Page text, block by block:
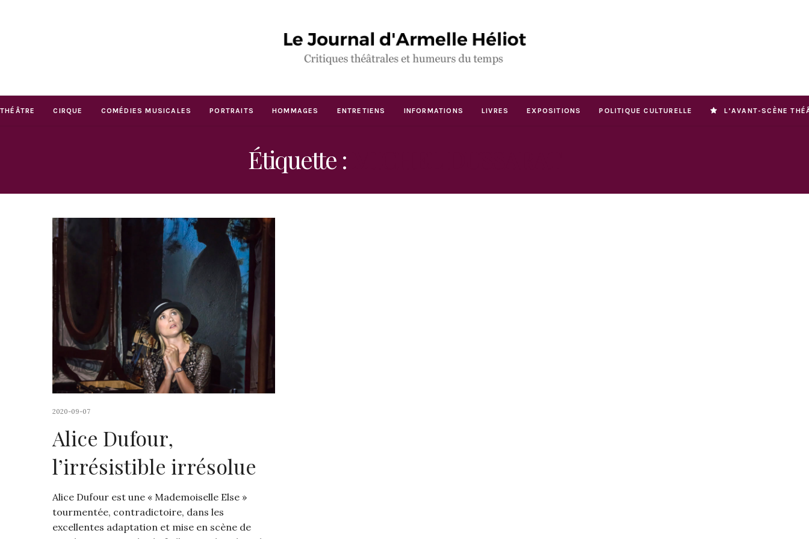
THÉÂTRE CIRQUE COMÉDIES MUSICALES PORTRAITS HOMMAGES ENTRETIENS INFORMATIONS LIVRES EXPOSITIONS POLITIQUE CULTURELLE L’AVANT-SCÈNE
Étiquette :
2020-09-07
Alice Dufour,
l’irrésistible irrésolue
Alice Dufour est une « Mademoiselle Else »
tourmentée, contradictoire, dans les
excellentes adaptation et mise en scène de